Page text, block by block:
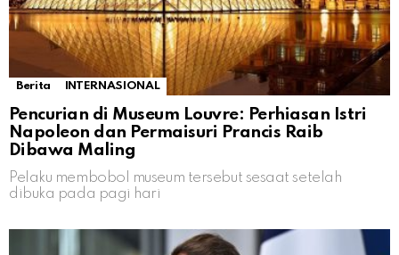
Berita INTERNASIONAL
Pencurian di Museum Louvre: Perhiasan Istri
Napoleon dan Permaisuri Prancis Raib
Dibawa Maling
Pelaku membobol museum tersebut sesaat setelah
dibuka pada pagi hari